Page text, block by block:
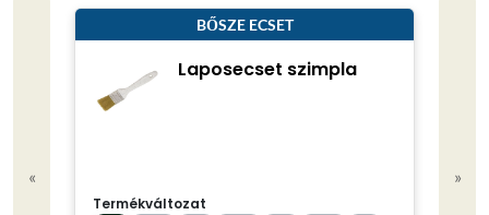
«
BŐSZE ECSET
Laposecset szimpla
Termékváltozat
»